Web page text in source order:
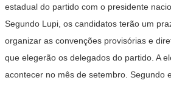
estadual do partido com o presidente
Segundo Lupi, os candidatos terão um
organizar as convenções provisórias e
que elegerão os delegados do partido. A
acontecer no mês de setembro. Segundo